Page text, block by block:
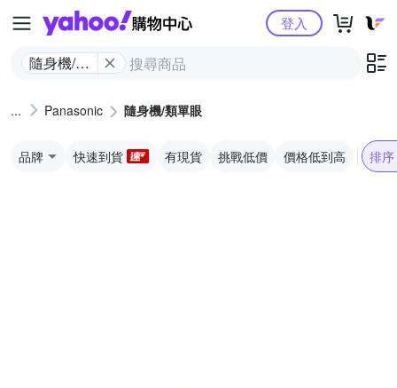
Yahoo購物中心
隨身機/類
登入
Panasonic 隨身機/類單眼
品牌 快速到貨 有現貨 挑戰低價 價格低到高 排序